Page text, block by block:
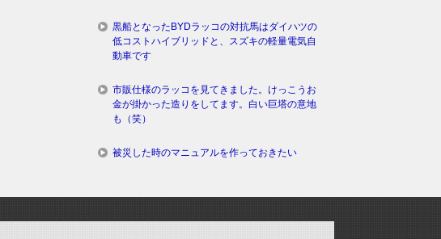
黒船となったBYDラッコの対抗馬はダイハツの
低コストハイブリッドと、スズキの軽量電気自
動車です
市販仕様のラッコを見てきました。けっこうお
金が掛かった造りをしてます。白い巨塔の意地
も（笑）
被災した時のマニュアルを作っておきたい